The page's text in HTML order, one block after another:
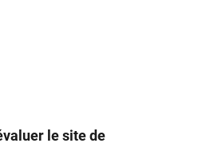
le site de